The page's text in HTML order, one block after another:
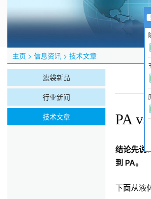
主页 > 信息资讯 > 技术文章
滤袋新品
行业新闻
技术文章
PA
结论先说
到 PA。
下面从液